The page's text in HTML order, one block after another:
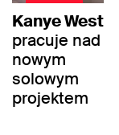
Kanye West
pracuje nad
nowym
solowym
projektem